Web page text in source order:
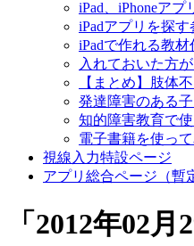
iPad、iPhoneアプ
iPadアプリを探す
iPadで作れる教
入れておいた方
【まとめ】肢体
発達障害のある
知的障害教育で
電子書籍を使っ
視線入力特設ページ
アプリ総合ページ（暫
「 2012年02月